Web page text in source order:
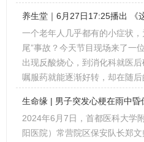
养生堂｜6月27日17:25播出 《
一个老年人几乎都有的小症状
尾”事故？今天节目现场来了一
出现反酸烧心，到消化科就医
嘱服药就能逐渐好转，却在随后
2024年6月7日，首都医科大学
阳医院）常营院区保安队长郑